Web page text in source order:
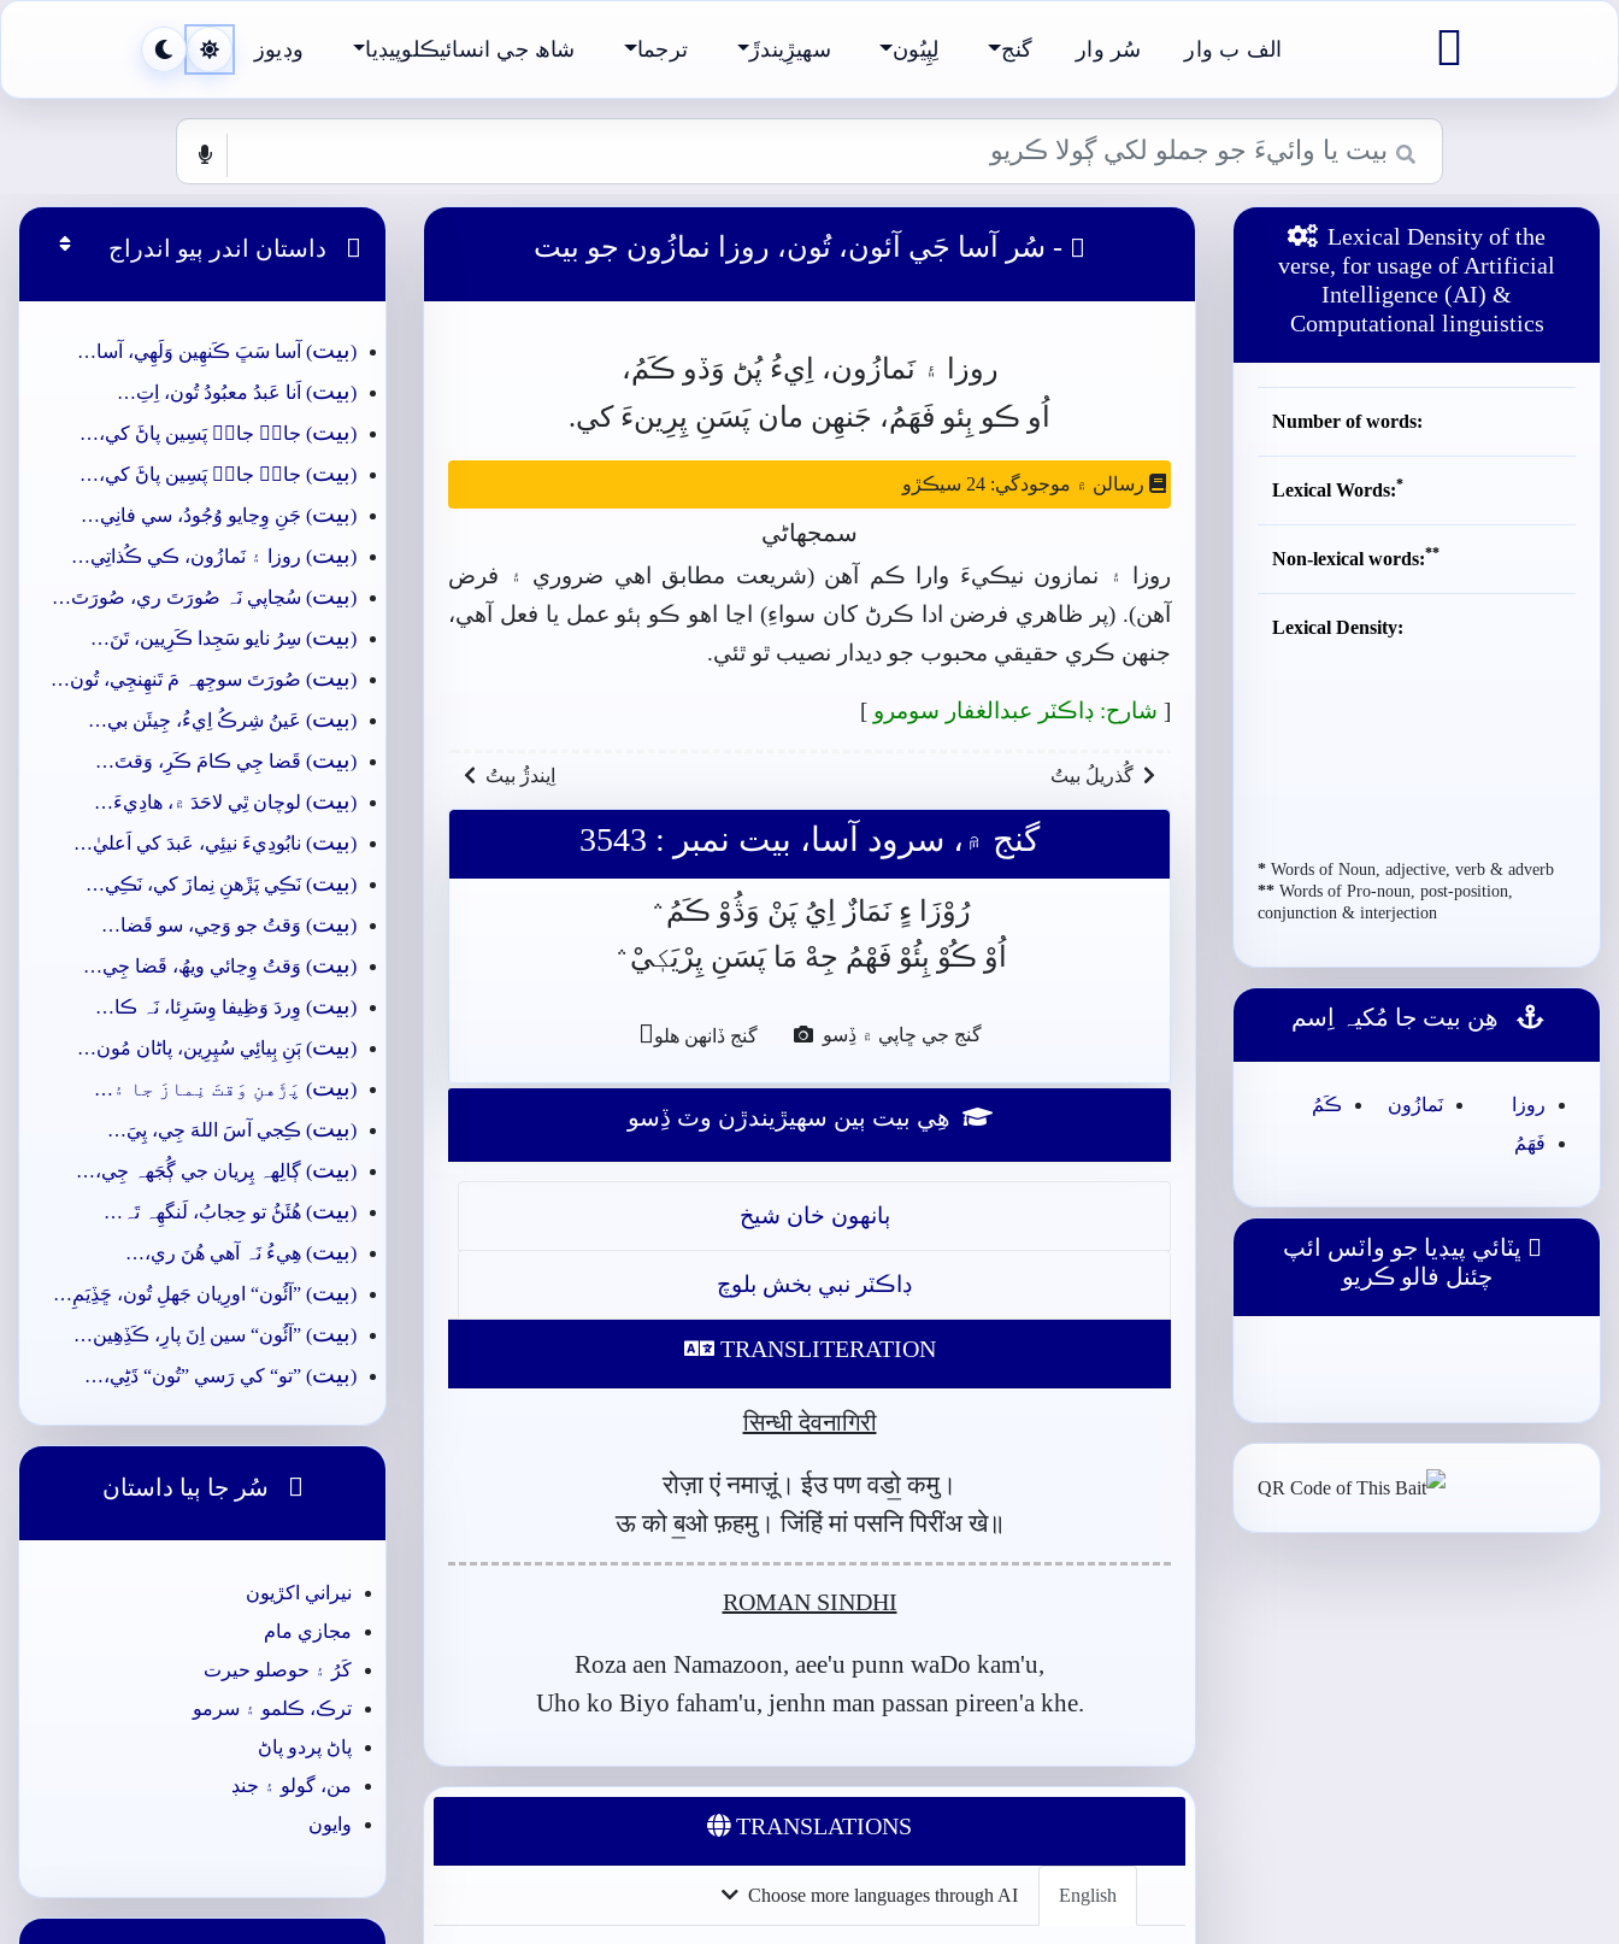
 الف ب وار سُر وار گنج لِپِيُون سھيڙِيندڙَ ترجما شاھ جي انسائيڪلوپيڊيا وڊيوز
Lexical Density of the
verse, for usage of Artificial
Intelligence (AI) &
Computational linguistics
Number of words:
Lexical Words:*
Non-lexical words:**
Lexical Density:
* Words of Noun, adjective, verb & adverb
** Words of Pro-noun, post-position,
conjunction & interjection
ھِن بيت جا مُکيہ اِسم
روزا نَمازُون
ڪَمُ
فَھَمُ
ڀٽائي پيڊيا جو واٽس ائپ
چئنل فالو ڪريو
 - سُر آسا جَي آئون، تُون، روزا نمازُون جو بيت
روزا ۽ نَمازُون، اِيءُ پُڻ وَڏو ڪَمُ،
اُو ڪو ٻِئو فَھَمُ، جَنھِن مان پَسَنِ پِرِينءَ کي.
رسالن ۾ موجودگي: 24 سيڪڙو
سمجهاڻي
روزا ۽ نمازون نيڪيءَ وارا ڪم آهن (شريعت مطابق اهي ضروري ۽ فرض
آهن). (پر ظاهري فرضن ادا ڪرڻ کان سواءِ) اڃا اهو ڪو ٻئو عمل يا فعل آهي،
جنھن ڪري حقيقي محبوب جو ديدار نصيب ٿو ٿئي.
[ شارح: ڊاڪٽر عبدالغفار سومرو ]
گُذريلُ بيتُ اِيندڙُ بيتُ
گنج ۾، سرود آسا، بيت نمبر : 3543
رُوْزَا ءٍ نَمَازٌ اِيُ پَنْ وَڎُوْ ڪَمُ﮶
اُوْ ڪُوْ ٻِئُوْ فَهْمُ جِهْ مَا پَسَنِ پِرْيَکٖيْ﮶
گنج جي ڇاپي ۾ ڏِسو گنج ڏانھن ھلو
ھِي بيت ٻين سھيڙيندڙن وٽ ڏِسو
ٻانهون خان شيخ
ڊاڪٽر نبي بخش بلوچ
TRANSLITERATION
सिन्धी देवनागिरी
रोज़ा एं नमाज़ूं। ईउ पण वडो॒ कमु।
ऊ को ब॒ओ फ़हमु। जिंहिं मां पसनि पिरींअ खे॥
ROMAN SINDHI
Roza aen Namazoon, aee'u punn waDo kam'u,
Uho ko Biyo faham'u, jenhn man passan pireen'a khe.
TRANSLATIONS
English
Choose more languages through AI
 داستان اندر ٻيو اندراج
(بيت) آسا سَڀَ ڪَنھِين وَلَهِي، آسا…
(بيت) اَنا عَبدُ معبُودُ تُون، اِتِ…
(بيت) جانۡ جانۡ پَسِين پاڻَ کي،…
(بيت) جانۡ جانۡ پَسِين پاڻَ کي،…
(بيت) جَنِ وِڃايو وُجُودُ، سي فانِي…
(بيت) روزا ۽ نَمازُون، ڪي ڪُذاتِي…
(بيت) سُڃاپي نَہ صُورَتَ ري، صُورَتَ…
(بيت) سِرُ نايو سَجِدا ڪَرِيين، تَنَ…
(بيت) صُورَتَ سوجِهہ مَ تَنھِنجِي، تُون…
(بيت) عَينُ شِرڪُ اِيءُ، جِيئَن بي…
(بيت) قَضا جِي ڪامَ ڪَرِ، وَقتَ…
(بيت) لوچان ٿِي لاحَدَ ۾، ھادِيءَ…
(بيت) نابُودِيءَ نيئِي، عَبدَ کي اَعليٰ…
(بيت) نَڪِي پَڙَهنِ نِمازَ کي، نَڪِي…
(بيت) وَقتُ جو وَڃي، سو قَضا…
(بيت) وَقتُ وِڃائي ويھُ، قَضا جِي…
(بيت) وِردَ وَظِيفا وِسَرِئا، نَہ ڪا…
(بيت) ٻَنِ ٻِيائِي سُپِرِين، پاڻان مُون…
(بيت) پَڙَهنِ وَقتَ نِمازَ جا ۽…
(بيت) ڪِجي آسَ اللهَ جِي، پِيَ…
(بيت) ڳالِهہ پِريان جي ڳُجَهہ جِي،…
(بيت) ھُئَڻُ تو حِجابُ، لَنگهِہ تَہ…
(بيت) ھِيءُ نَہ آھي ھُنَ ري،…
(بيت) ”آئُون“ اورِيان جَهلِ تُون، ڇَڏِيَمِ…
(بيت) ”آئُون“ سين اِنَ پارِ، ڪَڏِھِين…
(بيت) ”تو“ کي رَسي ”تُون“ ڌَڻِي،…
 سُر جا ٻيا داستان
نيراني اکڙيون
مجازي مام
کَرُ ۽ حوصلو حيرت
ترڪ، ڪلمو ۽ سرمو
پاڻ پردو پاڻ
من، گولو ۽ جنڊ
وايون